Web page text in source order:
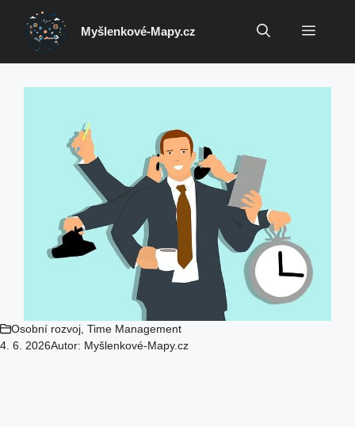
Přeskočit
obsah
Myšlenkové-Mapy.cz Menu
Osobní rozvoj Time Management
4. 6. 2026Autor: Myšlenkové-Mapy.cz